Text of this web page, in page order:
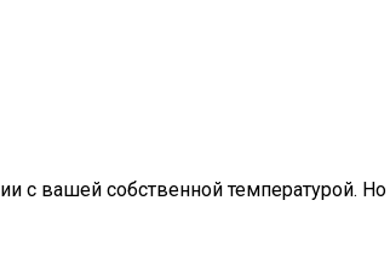
с вашей собственной температурой.